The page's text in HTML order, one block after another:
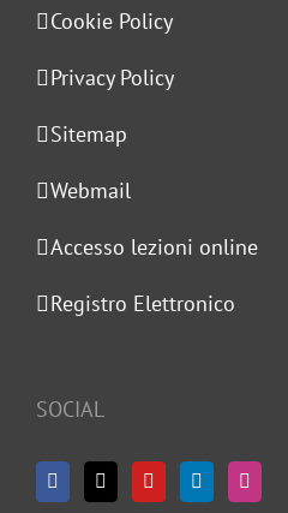
Cookie Policy
Privacy Policy
Sitemap
Webmail
Accesso lezioni online
Registro Elettronico
SOCIAL